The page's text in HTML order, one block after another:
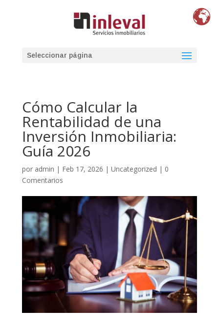
Seleccionar página
Cómo Calcular la
Rentabilidad de una
Inversión Inmobiliaria:
Guía 2026
por admin | Feb 17, 2026 | Uncategorized | 0
Comentarios